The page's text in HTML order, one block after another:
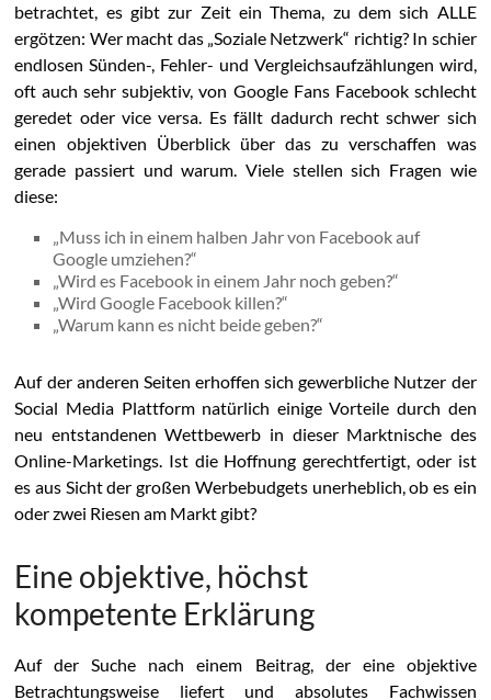
betrachtet, es gibt zur Zeit ein Thema, zu dem sich ALLE
ergötzen: Wer macht das „Soziale Netzwerk“ richtig? In schier
endlosen Sünden-, Fehler- und Vergleichsaufzählungen wird,
oft auch sehr subjektiv, von Google Fans Facebook schlecht
geredet oder vice versa. Es fällt dadurch recht schwer sich
einen objektiven Überblick über das zu verschaffen was
gerade passiert und warum. Viele stellen sich Fragen wie
diese:
„Muss ich in einem halben Jahr von Facebook auf
Google umziehen?“
„Wird es Facebook in einem Jahr noch geben?“
„Wird Google Facebook killen?“
„Warum kann es nicht beide geben?“
Auf der anderen Seiten erhoffen sich gewerbliche Nutzer der
Social Media Plattform natürlich einige Vorteile durch den
neu entstandenen Wettbewerb in dieser Marktnische des
Online-Marketings. Ist die Hoffnung gerechtfertigt, oder ist
es aus Sicht der großen Werbebudgets unerheblich, ob es ein
oder zwei Riesen am Markt gibt?
Eine objektive, höchst
kompetente Erklärung
Auf der Suche nach einem Beitrag, der eine objektive
Betrachtungsweise liefert und absolutes Fachwissen